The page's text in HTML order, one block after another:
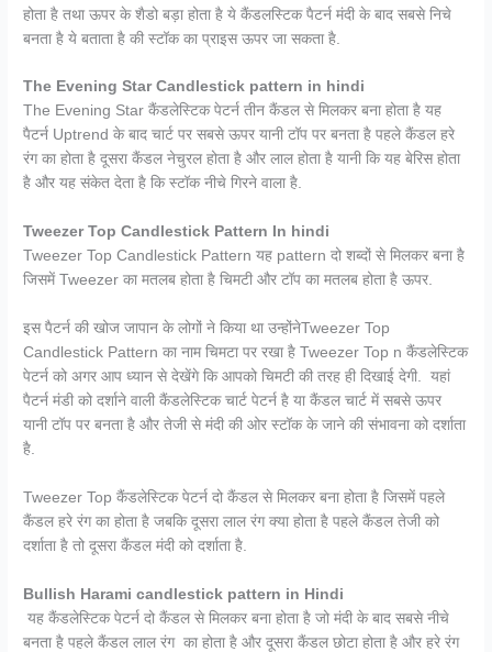
होता है तथा ऊपर के शैडो बड़ा होता है ये कैंडलस्टिक पैटर्न मंदी के बाद सबसे निचे
बनता है ये बताता है की स्टॉक का प्राइस ऊपर जा सकता है.
The Evening Star Candlestick pattern in hindi
The Evening Star कैंडलेस्टिक पेटर्न तीन कैंडल से मिलकर बना होता है यह
पैटर्न Uptrend के बाद चार्ट पर सबसे ऊपर यानी टॉप पर बनता है पहले कैंडल हरे
रंग का होता है दूसरा कैंडल नेचुरल होता है और लाल होता है यानी कि यह बेरिस होता
है और यह संकेत देता है कि स्टॉक नीचे गिरने वाला है.
Tweezer Top Candlestick Pattern In hindi
Tweezer Top Candlestick Pattern यह pattern दो शब्दों से मिलकर बना है
जिसमें Tweezer का मतलब होता है चिमटी और टॉप का मतलब होता है ऊपर.
इस पैटर्न की खोज जापान के लोगों ने किया था उन्होंनेTweezer Top
Candlestick Pattern का नाम चिमटा पर रखा है Tweezer Top n कैंडलेस्टिक
पेटर्न को अगर आप ध्यान से देखेंगे कि आपको चिमटी की तरह ही दिखाई देगी. यहां
पैटर्न मंडी को दर्शाने वाली कैंडलेस्टिक चार्ट पेटर्न है या कैंडल चार्ट में सबसे ऊपर
यानी टॉप पर बनता है और तेजी से मंदी की ओर स्टॉक के जाने की संभावना को दर्शाता
है.
Tweezer Top कैंडलेस्टिक पेटर्न दो कैंडल से मिलकर बना होता है जिसमें पहले
कैंडल हरे रंग का होता है जबकि दूसरा लाल रंग क्या होता है पहले कैंडल तेजी को
दर्शाता है तो दूसरा कैंडल मंदी को दर्शाता है.
Bullish Harami candlestick pattern in Hindi
यह कैंडलेस्टिक पेटर्न दो कैंडल से मिलकर बना होता है जो मंदी के बाद सबसे नीचे
बनता है पहले कैंडल लाल रंग का होता है और दूसरा कैंडल छोटा होता है और हरे रंग